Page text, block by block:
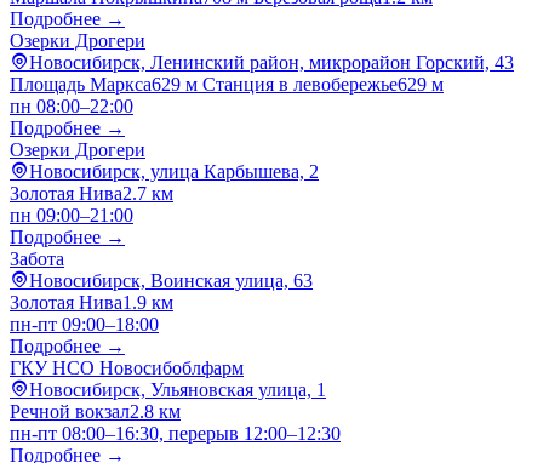
Подробнее →
Озерки Дрогери
Новосибирск, Ленинский район, микрорайон Горский, 43
Площадь Маркса629 м Станция в левобережье629 м
пн 08:00–22:00
Подробнее →
Озерки Дрогери
Новосибирск, улица Карбышева, 2
Золотая Нива2.7 км
пн 09:00–21:00
Подробнее →
Забота
Новосибирск, Воинская улица, 63
Золотая Нива1.9 км
пн-пт 09:00–18:00
Подробнее →
ГКУ НСО Новосибоблфарм
Новосибирск, Ульяновская улица, 1
Речной вокзал2.8 км
пн-пт 08:00–16:30, перерыв 12:00–12:30
Подробнее →